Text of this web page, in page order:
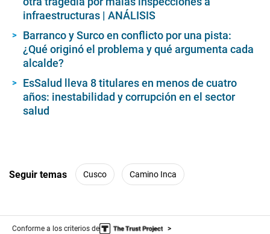
c
o
n
d
s
infraestructuras | ANÁLISIS
Barranco y Surco en conflicto por una pista:
¿Qué originó el problema y qué argumenta cada
alcalde?
EsSalud lleva 8 titulares en menos de cuatro
años: inestabilidad y corrupción en el sector
salud
Seguir temas Cusco Camino Inca
Conforme a los criterios de